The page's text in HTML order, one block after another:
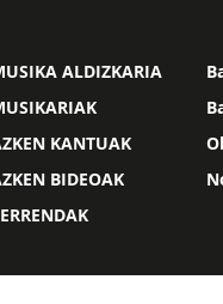
ALDIZKARIA
KANTUAK
BIDEOAK